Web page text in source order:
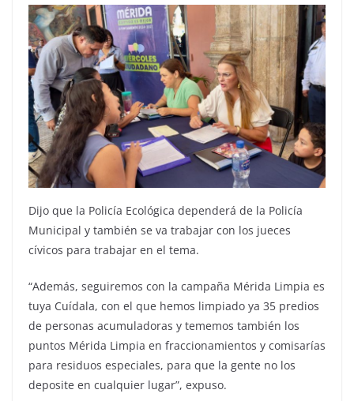
Dijo que la Policía Ecológica dependerá de la Policía
Municipal y también se va trabajar con los jueces
cívicos para trabajar en el tema.
“Además, seguiremos con la campaña Mérida Limpia es
tuya Cuídala, con el que hemos limpiado ya 35 predios
de personas acumuladoras y tememos también los
puntos Mérida Limpia en fraccionamientos y comisarías
para residuos especiales, para que la gente no los
deposite en cualquier lugar”, expuso.